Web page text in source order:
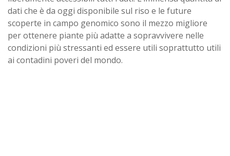
dati che è da oggi disponibile sul riso e le future
scoperte in campo genomico sono il mezzo migliore
per ottenere piante più adatte a sopravvivere nelle
condizioni più stressanti ed essere utili soprattutto utili
ai contadini poveri del mondo.